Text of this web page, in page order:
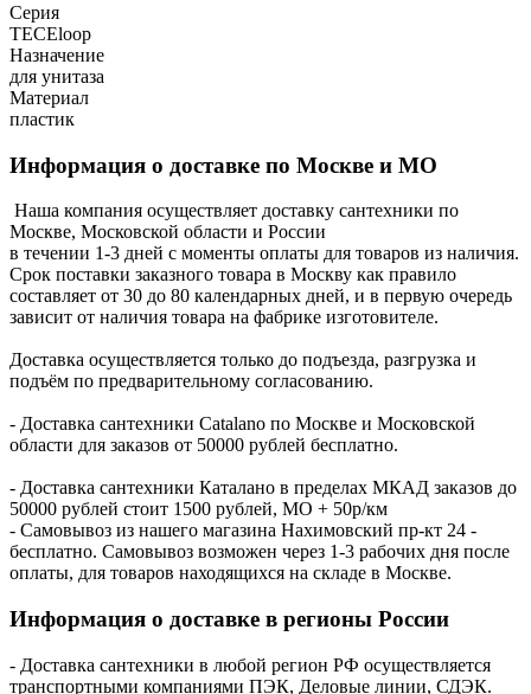
Серия
TECEloop
Назначение
для унитаза
Материал
пластик
Информация о доставке по Москве и МО
Наша компания осуществляет доставку сантехники по
Москве, Московской области и России
в течении 1-3 дней с моменты оплаты для товаров из наличия.
Срок поставки заказного товара в Москву как правило
составляет от 30 до 80 календарных дней, и в первую очередь
зависит от наличия товара на фабрике изготовителе.
Доставка осуществляется только до подъезда, разгрузка и
подъём по предварительному согласованию.
- Доставка сантехники Catalano по Москве и Московской
области для заказов от 50000 рублей бесплатно.
- Доставка сантехники Каталано в пределах МКАД заказов до
50000 рублей стоит 1500 рублей, МО + 50р/км
- Самовывоз из нашего магазина Нахимовский пр-кт 24 -
бесплатно. Самовывоз возможен через 1-3 рабочих дня после
оплаты, для товаров находящихся на складе в Москве.
Информация о доставке в регионы России
- Доставка сантехники в любой регион РФ осуществляется
транспортными компаниями ПЭК, Деловые линии, СДЭК.